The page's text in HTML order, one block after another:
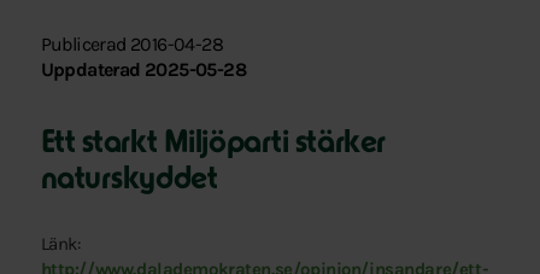
Publicerad 2016-04-28
Uppdaterad 2025-05-28
Ett starkt Miljöparti stärker
naturskyddet
Länk:
http://www.dalademokraten.se/opinion/insandare/ett-